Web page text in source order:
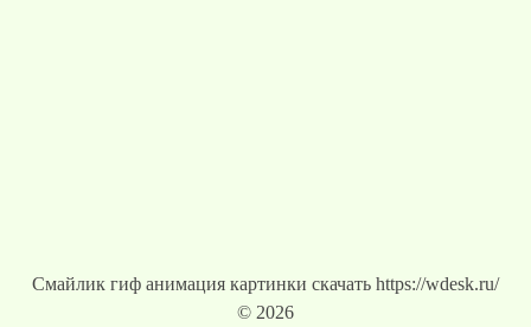
Смайлик гиф анимация картинки скачать https://wdesk.ru/
© 2026